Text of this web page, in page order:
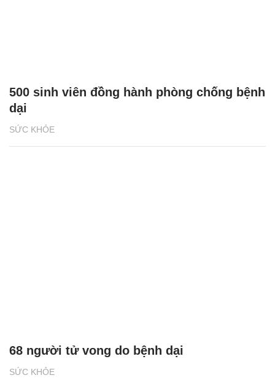
SỨC KHỎE
500 sinh viên đồng hành phòng chống bệnh
dại
SỨC KHỎE
68 người tử vong do bệnh dại